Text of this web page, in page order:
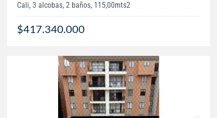
Cali, 3 alcobas, 2 baños, 115,00mts2
$417.340.000